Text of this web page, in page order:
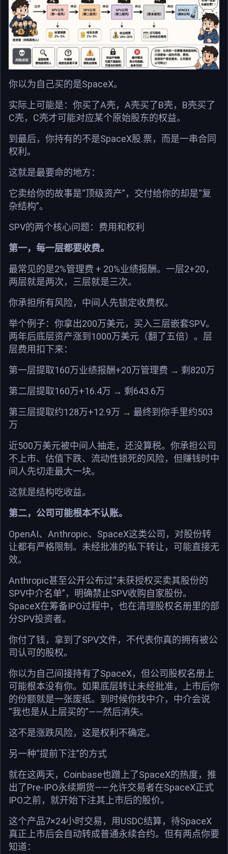
你以为自己买的是SpaceX。
实际上可能是：你买了A壳，A壳买了B壳，B壳买了
C壳，C壳才可能对应某个原始股东的权益。
到最后，你持有的不是SpaceX股.票，而是一串合同
权利。
这就是最要命的地方：
它卖给你的故事是“顶级资产”，交付给你的却是“复
杂结构”。
SPV的两个核心问题：费用和权利
第一，每一层都要收费。
最常见的是2%管理费 + 20%业绩报酬。一层2+20，
两层就是两次，三层就是三次。
你承担所有风险，中间人先锁定收费权。
举个例子：你拿出200万美元，买入三层嵌套SPV。
两年后底层资产涨到1000万美元（翻了五倍）。层
层费用扣下来：
第一层提取160万业绩报酬+20万管理费 → 剩820万
第二层提取160万+16.4万 → 剩643.6万
第三层提取约128万+12.9万 → 最终到你手里约503
万
近500万美元被中间人抽走，还没算税。你承担公司
不上市、估值下跌、流动性锁死的风险，但赚钱时中
间人先切走最大一块。
这就是结构吃收益。
第二，公司可能根本不认账。
OpenAI、Anthropic、SpaceX这类公司，对股份转
让都有严格限制。未经批准的私下转让，可能直接无
效。
Anthropic甚至公开公布过“未获授权买卖其股份的
SPV中介名单”，明确禁止SPV收购自家股份。
SpaceX在筹备IPO过程中，也在清理股权名册里的部
分SPV投资者。
你付了钱，拿到了SPV文件，不代表你真的拥有被公
司认可的股权。
你以为自己间接持有了SpaceX，但公司股权名册上
可能根本没有你。如果底层转让未经批准，上市后你
的份额就是一张废纸。到时候你找中介，中介会说
“我也是从上层买的”——然后消失。
这不是涨跌风险，这是权利不确定。
另一种“提前下注”的方式
就在这两天，Coinbase也蹭上了SpaceX的热度，推
出了Pre-IPO永续期货——允许交易者在SpaceX正式
IPO之前，就开始下注其上市后的股价。
这个产品7×24小时交易，用USDC结算，待SpaceX
真正上市后会自动转成普通永续合约。但有两点你要
知道：